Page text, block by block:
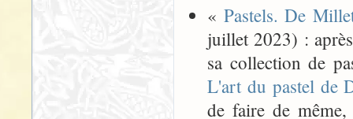
« Pastels. De
juillet 2023) :
sa collection de
L'art du pastel de
de faire de